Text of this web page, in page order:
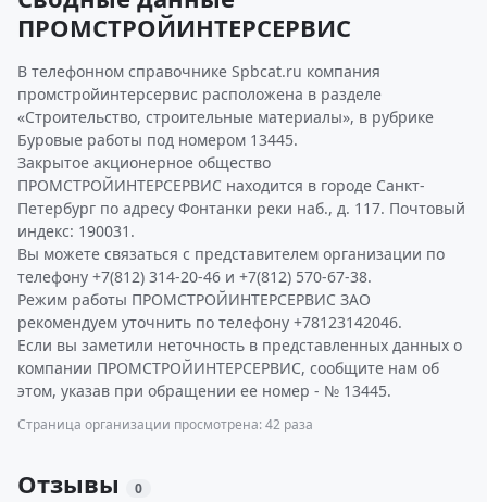
ПРОМСТРОЙИНТЕРСЕРВИС
В телефонном справочнике Spbcat.ru компания
промстройинтерсервис расположена в разделе
«Строительство, строительные материалы», в рубрике
Буровые работы под номером 13445.
Закрытое акционерное общество
ПРОМСТРОЙИНТЕРСЕРВИС находится в городе Санкт-
Петербург по адресу Фонтанки реки наб., д. 117. Почтовый
индекс: 190031.
Вы можете связаться с представителем организации по
телефону +7(812) 314-20-46 и +7(812) 570-67-38.
Режим работы ПРОМСТРОЙИНТЕРСЕРВИС ЗАО
рекомендуем уточнить по телефону +78123142046.
Если вы заметили неточность в представленных данных о
компании ПРОМСТРОЙИНТЕРСЕРВИС, сообщите нам об
этом, указав при обращении ее номер - № 13445.
Страница организации просмотрена: 42 раза
Отзывы 0